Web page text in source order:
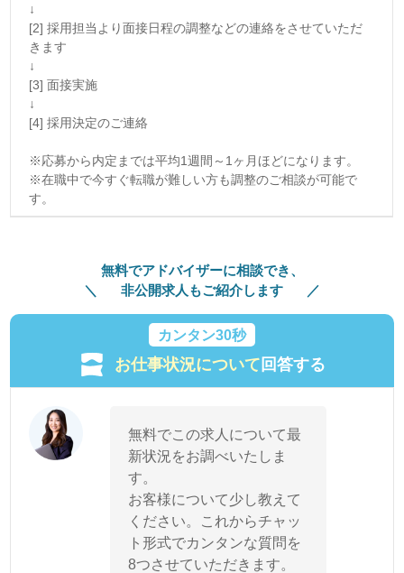
↓
[2] 採用担当より面接日程の調整などの連絡をさせていただ
きます
↓
[3] 面接実施
↓
[4] 採用決定のご連絡
※応募から内定までは平均1週間～1ヶ月ほどになります。
※在職中で今すぐ転職が難しい方も調整のご相談が可能で
す。
無料でアドバイザーに相談でき、
非公開求人もご紹介します
カンタン30秒
お仕事状況について回答する
無料でこの求人について最
新状況をお調べいたしま
す。
お客様について少し教えて
ください。これからチャッ
ト形式でカンタンな質問を
8つさせていただきます。